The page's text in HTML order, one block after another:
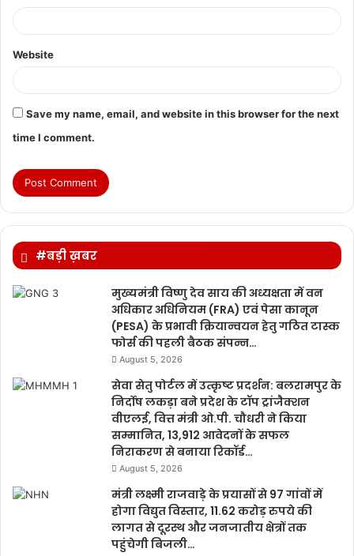
Website
Save my name, email, and website in this browser for the next
time I comment.
#बड़ी ख़बर
मुख्यमंत्री विष्णु देव साय की अध्यक्षता में वन
अधिकार अधिनियम (FRA) एवं पेसा कानून
(PESA) के प्रभावी क्रियान्वयन हेतु गठित टास्क
फोर्स की पहली बैठक संपन्न…
August 5, 2026
सेवा सेतु पोर्टल में उत्कृष्ट प्रदर्शन: बलरामपुर के
निर्दोष लकड़ा बने प्रदेश के टॉप ट्रांजैक्शन
वीएलई, वित्त मंत्री ओ.पी. चौधरी ने किया
सम्मानित, 13,912 आवेदनों के सफल
निराकरण से बनाया रिकॉर्ड…
August 5, 2026
मंत्री लक्ष्मी राजवाड़े के प्रयासों से 97 गांवों में
होगा विद्युत विस्तार, 11.62 करोड़ रुपये की
लागत से दूरस्थ और जनजातीय क्षेत्रों तक
पहुंचेगी बिजली…